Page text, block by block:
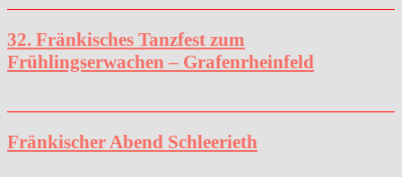
32. Fränkisches Tanzfest zum
Frühlingserwachen – Grafenrheinfeld
Fränkischer Abend Schleerieth